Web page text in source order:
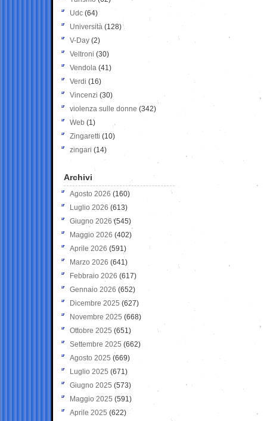
Udc (64)
Università (128)
V-Day (2)
Veltroni (30)
Vendola (41)
Verdi (16)
Vincenzi (30)
violenza sulle donne (342)
Web (1)
Zingaretti (10)
zingari (14)
Archivi
Agosto 2026 (160)
Luglio 2026 (613)
Giugno 2026 (545)
Maggio 2026 (402)
Aprile 2026 (591)
Marzo 2026 (641)
Febbraio 2026 (617)
Gennaio 2026 (652)
Dicembre 2025 (627)
Novembre 2025 (668)
Ottobre 2025 (651)
Settembre 2025 (662)
Agosto 2025 (669)
Luglio 2025 (671)
Giugno 2025 (573)
Maggio 2025 (591)
Aprile 2025 (622)